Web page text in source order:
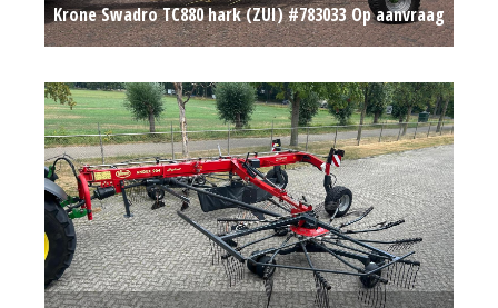
Krone Swadro TC880 hark (ZUI) #783033 Op aanvraag